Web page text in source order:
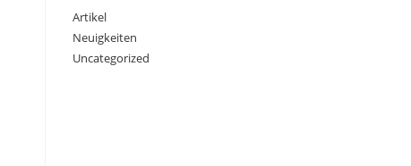
Artikel
Neuigkeiten
Uncategorized